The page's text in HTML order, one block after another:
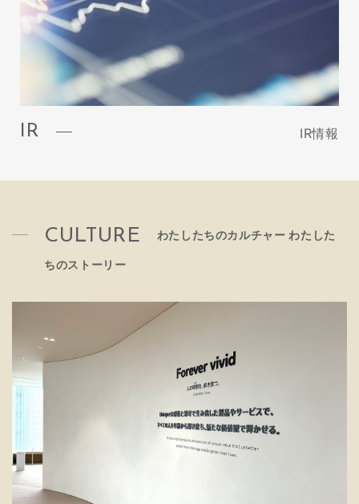
IR IR情報
CULTURE わたしたちのカルチャー わたした
ちのストーリー